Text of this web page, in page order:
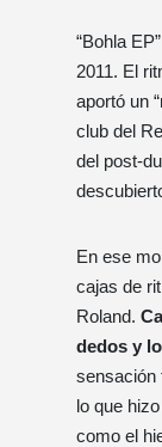
“Bohla
2011. El
aportó un
club del
del post-
En ese
cajas de
Roland.
dedos y
sensación
lo que
como el